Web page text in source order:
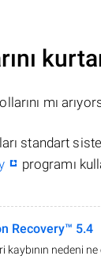
mı
standart
programı
Recovery™ 5.4
kaybının nedeni